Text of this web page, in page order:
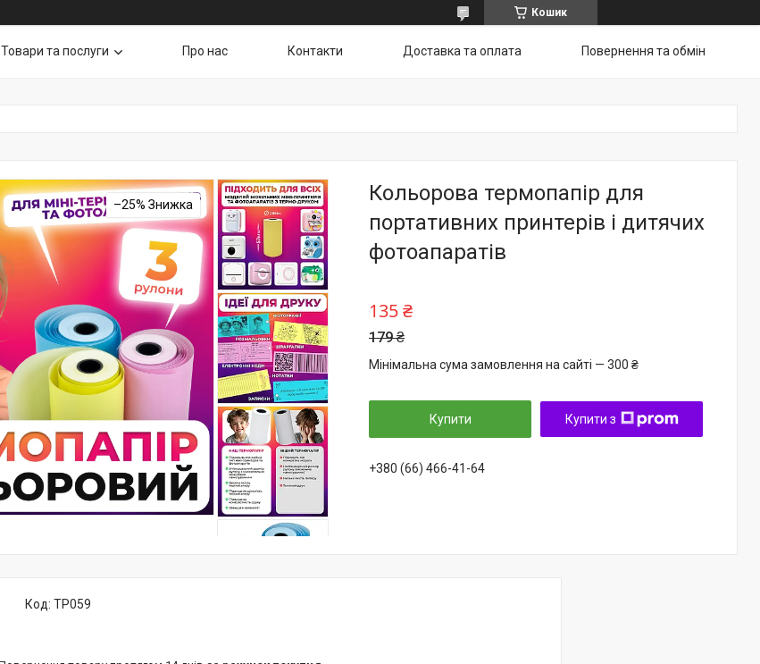
Кошик
Товари та послуги Про нас Контакти Доставка та оплата Повернення та обмін
–25%
Кольорова термопапір для
портативних принтерів і дитячих
фотоапаратів
179 ₴
135 ₴
Мінімальна сума замовлення на сайті — 300 ₴
Купити Купити з
+380 (66) 466-41-64
Код: TP059